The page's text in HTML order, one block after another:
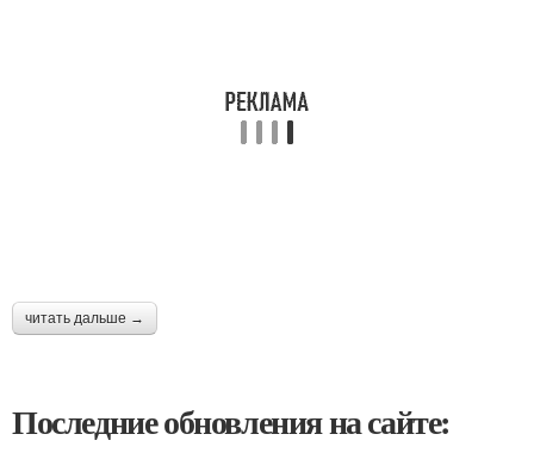
читать дальше →
Последние обновления на сайте: